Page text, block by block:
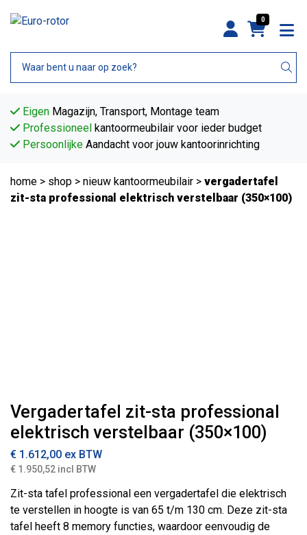
0
Eigen Magazijn, Transport, Montage team
Professioneel kantoormeubilair voor ieder budget
Persoonlijke Aandacht voor jouw kantoorinrichting
home > shop > nieuw kantoormeubilair > vergadertafel
zit-sta professional elektrisch verstelbaar (350×100)
Vergadertafel zit-sta professional
elektrisch verstelbaar (350×100)
€ 1.612,00 ex BTW
€ 1.950,52 incl BTW
Zit-sta tafel professional een vergadertafel die elektrisch
te verstellen in hoogte is van 65 t/m 130 cm. Deze zit-sta
tafel heeft 8 memory functies, waardoor eenvoudig de